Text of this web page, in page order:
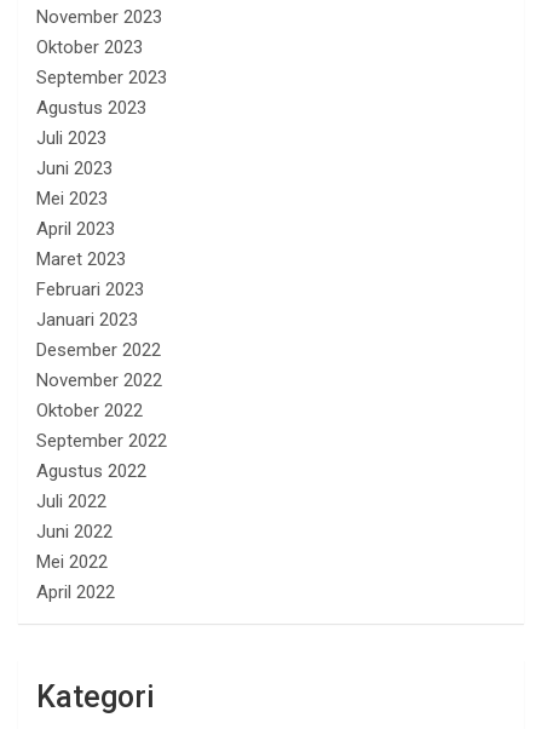
November 2023
Oktober 2023
September 2023
Agustus 2023
Juli 2023
Juni 2023
Mei 2023
April 2023
Maret 2023
Februari 2023
Januari 2023
Desember 2022
November 2022
Oktober 2022
September 2022
Agustus 2022
Juli 2022
Juni 2022
Mei 2022
April 2022
Kategori